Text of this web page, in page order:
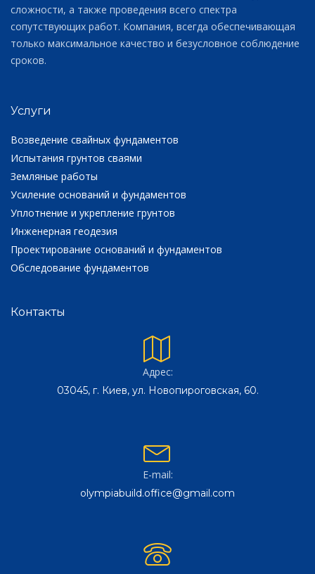
сложности, а также проведения всего спектра
сопутствующих работ. Компания, всегда обеспечивающая
только максимальное качество и безусловное соблюдение
сроков.
Услуги
Возведение свайных фундаментов
Испытания грунтов сваями
Земляные работы
Усиление оснований и фундаментов
Уплотнение и укрепление грунтов
Инженерная геодезия
Проектирование оснований и фундаментов
Обследование фундаментов
Контакты
Адрес:
03045, г. Киев, ул. Новопироговская, 60.
E-mail:
olympiabuild.office@gmail.com